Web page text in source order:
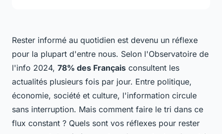
Rester informé au quotidien est devenu un réflexe
pour la plupart d'entre nous. Selon l'Observatoire de
l'info 2024, 78% des Français consultent les
actualités plusieurs fois par jour. Entre politique,
économie, société et culture, l'information circule
sans interruption. Mais comment faire le tri dans ce
flux constant ? Quels sont vos réflexes pour rester